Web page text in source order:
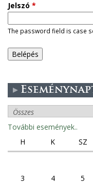
d
l
e
e
s
Jelszó *
The password field is case
További események..
H
K SZ
3
4 5